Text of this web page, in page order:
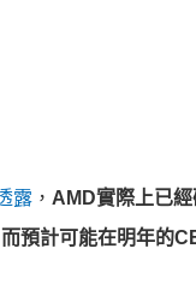
露 ， AMD實際上已
預計可能在明年的